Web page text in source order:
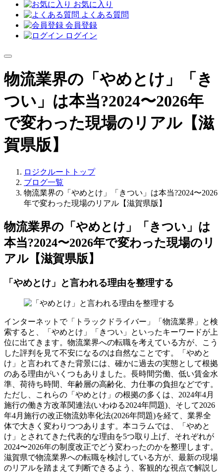
お気に入り
よくある質問
会員登録
ログイン
物流業界の「やめとけ」「き
つい」は本当?2024〜2026年
で変わった現場のリアル【滋
賀県版】
ロジクルートトップ
ブログ一覧
物流業界の「やめとけ」「きつい」は本当?2024〜2026
年で変わった現場のリアル【滋賀県版】
物流業界の「やめとけ」「きつい」は
本当?2024〜2026年で変わった現場のリ
アル【滋賀県版】
「やめとけ」と言われる理由を整理する
インターネットで「トラックドライバー」「物流業界」と検
索すると、「やめとけ」「きつい」といったキーワードが上
位に出てきます。物流業界への転職を考えている方が、こう
した評判を見て不安になるのは自然なことです。「やめと
け」と言われてきた背景には、確かに過去の実態として根拠
のある理由がいくつもありました。長時間労働、低い賃金水
準、荷待ち時間、年齢層の高齢化、力仕事の負担などです。
ただし、これらの「やめとけ」の根拠の多くは、2024年4月
施行の働き方改革関連法(いわゆる2024年問題)、そして2026
年4月施行の改正物流効率化法(2026年問題)を経て、業界全
体で大きく変わりつつあります。本コラムでは、「やめと
け」とされてきた代表的な理由を5つ取り上げ、それぞれが
2024〜2026年の制度改正でどう変わったのかを整理します。
滋賀県で物流業界への転職を検討している方が、最新の現場
のリアルを踏まえて判断できるよう、客観的な視点で解説し